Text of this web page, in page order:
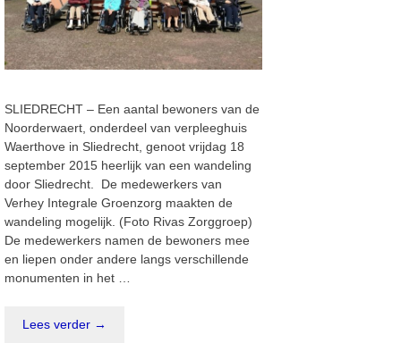
SLIEDRECHT – Een aantal bewoners van de
Noorderwaert, onderdeel van verpleeghuis
Waerthove in Sliedrecht, genoot vrijdag 18
september 2015 heerlijk van een wandeling
door Sliedrecht. De medewerkers van
Verhey Integrale Groenzorg maakten de
wandeling mogelijk. (Foto Rivas Zorggroep)
De medewerkers namen de bewoners mee
en liepen onder andere langs verschillende
monumenten in het …
Lees verder →